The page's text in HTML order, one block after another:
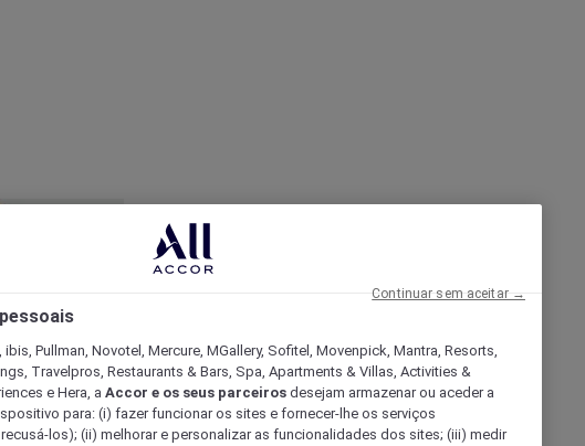
Pullman, Novotel, Mercure, MGallery, Sofitel, Movenpick, Mantra, Resorts,
Travelpros, Restaurants & Bars, Spa, Apartments & Villas, Activities &
e Hera, a Accor e os seus parceiros desejam armazenar ou aceder a
para: (i) fazer funcionar os sites e fornecer-lhe os serviços
los); (ii) melhorar e personalizar as funcionalidades dos sites; (iii) medir
Continuar sem aceitar →